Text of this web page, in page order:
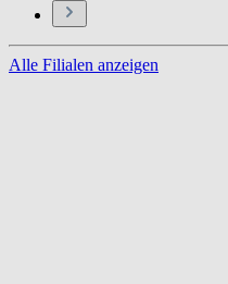
Alle Filialen anzeigen